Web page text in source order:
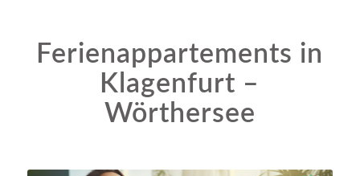
Ferienappartements in
Klagenfurt –
Wörthersee